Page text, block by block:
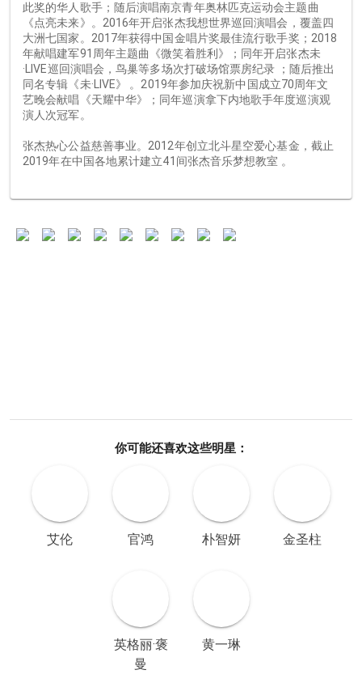
此奖的华人歌手；随后演唱南京青年奥林匹克运动会主题曲
《点亮未来》。2016年开启张杰我想世界巡回演唱会，覆盖四
大洲七国家。2017年获得中国金唱片奖最佳流行歌手奖；2018
年献唱建军91周年主题曲《微笑着胜利》；同年开启张杰未
·LIVE巡回演唱会，鸟巢等多场次打破场馆票房纪录 ；随后推出
同名专辑《未·LIVE》 。2019年参加庆祝新中国成立70周年文
艺晚会献唱《天耀中华》；同年巡演拿下内地歌手年度巡演观
演人次冠军。
张杰热心公益慈善事业。2012年创立北斗星空爱心基金，截止
2019年在中国各地累计建立41间张杰音乐梦想教室 。
你可能还喜欢这些明星：
艾伦 官鸿 朴智妍 金圣柱
英格丽·褒
曼
黄一琳